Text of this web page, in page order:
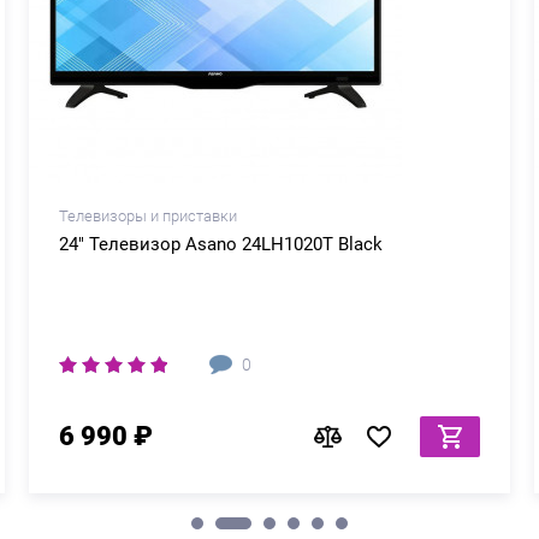
Телевизоры и приставки
75" Телевизор Sony K-75S20M2 Black
0
109 940 ₽